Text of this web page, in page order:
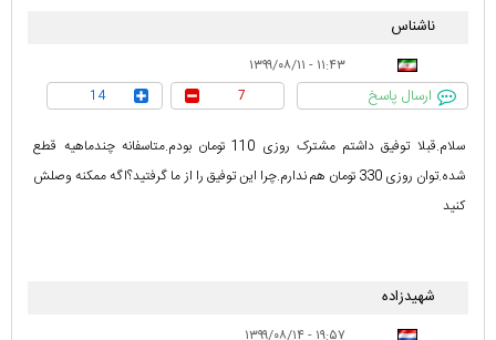
ناشناس
۱۱:۴۳ - ۱۳۹۹/۰۸/۱۱
ارسال پاسخ 7
14
سلام.قبلا توفیق داشتم مشترک روزی 110 تومان بودم.متاسفانه چندماهیه قطع
شده.توان روزی 330 تومان هم ندارم.چرا این توفیق را از ما گرفتید؟اگه ممکنه وصلش
کنید
شهیدزاده
۱۹:۵۷ - ۱۳۹۹/۰۸/۱۴